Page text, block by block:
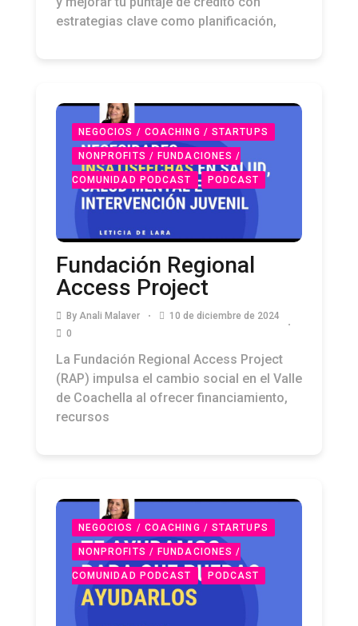
estrategias clave como planificación,
NEGOCIOS / COACHING / STARTUPS
NONPROFITS / FUNDACIONES /
COMUNIDAD PODCAST PODCAST
Fundación Regional
Access Project
By Anali Malaver
10 de diciembre de 2024
0
La Fundación Regional Access Project
(RAP) impulsa el cambio social en el Valle
de Coachella al ofrecer financiamiento,
recursos
NEGOCIOS / COACHING / STARTUPS
NONPROFITS / FUNDACIONES /
COMUNIDAD PODCAST PODCAST